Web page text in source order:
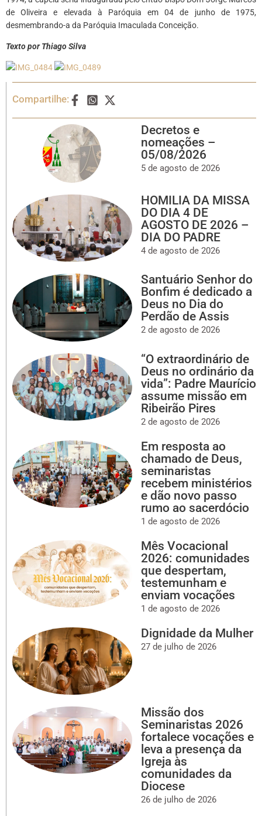
de Oliveira e elevada à Paróquia em 04 de junho de 1975,
desmembrando-a da Paróquia Imaculada Conceição.
Texto por Thiago Silva
Compartilhe:
Decretos e
nomeações –
05/08/2026
5 de agosto de 2026
HOMILIA DA MISSA
DO DIA 4 DE
AGOSTO DE 2026 –
DIA DO PADRE
4 de agosto de 2026
Santuário Senhor do
Bonfim é dedicado a
Deus no Dia do
Perdão de Assis
2 de agosto de 2026
“O extraordinário de
Deus no ordinário da
vida”: Padre Maurício
assume missão em
Ribeirão Pires
2 de agosto de 2026
Em resposta ao
chamado de Deus,
seminaristas
recebem ministérios
e dão novo passo
rumo ao sacerdócio
1 de agosto de 2026
Mês Vocacional
2026: comunidades
que despertam,
testemunham e
enviam vocações
1 de agosto de 2026
Dignidade da Mulher
27 de julho de 2026
Missão dos
Seminaristas 2026
fortalece vocações e
leva a presença da
Igreja às
comunidades da
Diocese
26 de julho de 2026